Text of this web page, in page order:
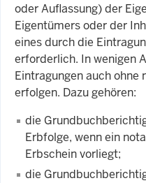
oder Auflassung) der
Eigentümers oder der
eines durch die
erforderlich. In wenigen
Eintragungen auch
erfolgen. Dazu gehören:
die
Erbfolge, wenn ein
Erbschein vorliegt;
die